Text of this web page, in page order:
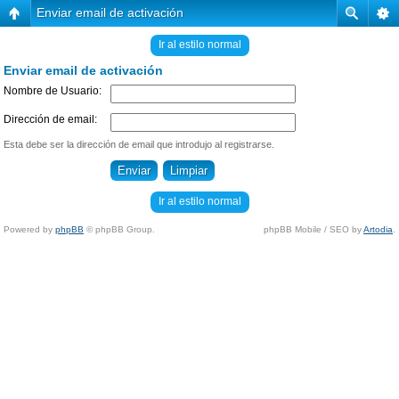
Enviar email de activación
Ir al estilo normal
Enviar email de activación
Nombre de Usuario:
Dirección de email:
Esta debe ser la dirección de email que introdujo al registrarse.
Ir al estilo normal
Powered by phpBB © phpBB Group. phpBB Mobile / SEO byArtodia